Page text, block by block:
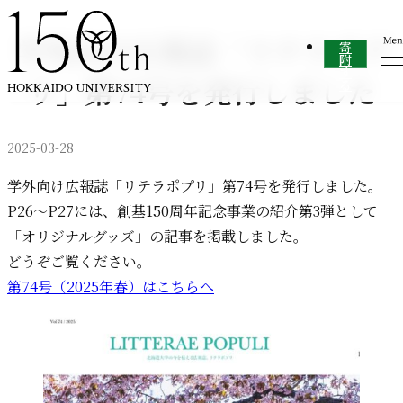
内容をスキップ
寄
附
す
学外向け広報誌「リテラポプ
リ」第74号を発行しました
2025-03-28
学外向け広報誌「リテラポプリ」第74号を発行しました。
P26～P27には、創基150周年記念事業の紹介第3弾として
「オリジナルグッズ」の記事を掲載しました。
どうぞご覧ください。
第74号（2025年春）はこちらへ